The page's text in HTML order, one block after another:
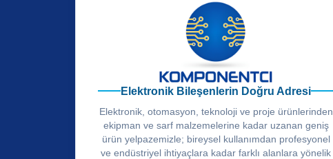
Elektronik Bileşenlerin Doğru Adresi
Elektronik, otomasyon, teknoloji ve proje ürünlerinden
ekipman ve sarf malzemelerine kadar uzanan geniş
ürün yelpazemizle; bireysel kullanımdan profesyonel
ve endüstriyel ihtiyaçlara kadar farklı alanlara yönelik